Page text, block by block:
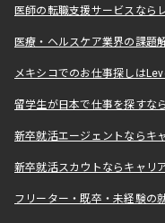
医師の転職支援サービスなら
医療・ヘルスケア業界の課題
メキシコでのお仕事探しは
留学生が日本で仕事を探すな
新卒就活エージェントならキ
新卒就活スカウトならキャリ
フリーター・既卒・未経験の